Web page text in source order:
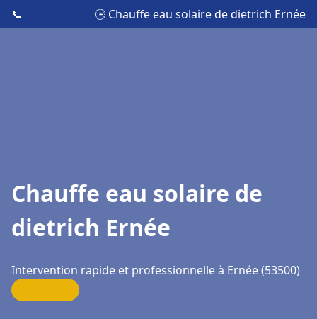
📞 🕒 Chauffe eau solaire de dietrich Ernée
Chauffe eau solaire de
dietrich Ernée
Intervention rapide et professionnelle à Ernée (53500)